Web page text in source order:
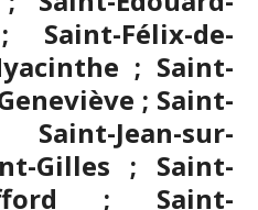
Saint-Félix-de-
; Saint-
; Saint-
Saint-Jean-sur-
Gilles ; Saint-
; Saint-